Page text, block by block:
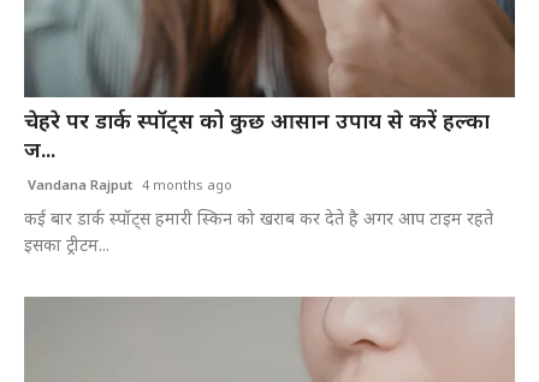
चेहरे पर डार्क स्पॉट्स को कुछ आसान उपाय से करें हल्का
ज...
Vandana Rajput 4 months ago
कई बार डार्क स्पॉट्स हमारी स्किन को खराब कर देते है अगर आप टाइम रहते
इसका ट्रीटम...